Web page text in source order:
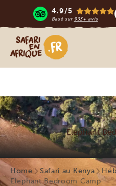
4.9/5
Basé sur 933+ avis
Safari en Afrique
Elephant
Home Safari au Kenya
Elephant Bedroom Camp